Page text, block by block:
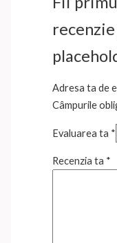
Adresa ta de
Câmpurile
Evaluarea ta *
Recenzia ta *